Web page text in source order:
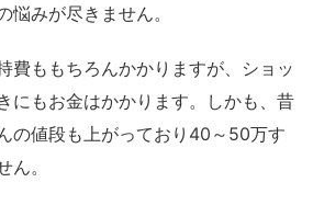
悩みが尽きません。
費ももちろんかかりますが、ショッ
にもお金はかかります。しかも、昔
の値段も上がっており40～50万す
ん。